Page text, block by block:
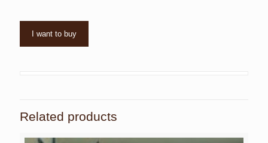
I want to buy
Related products